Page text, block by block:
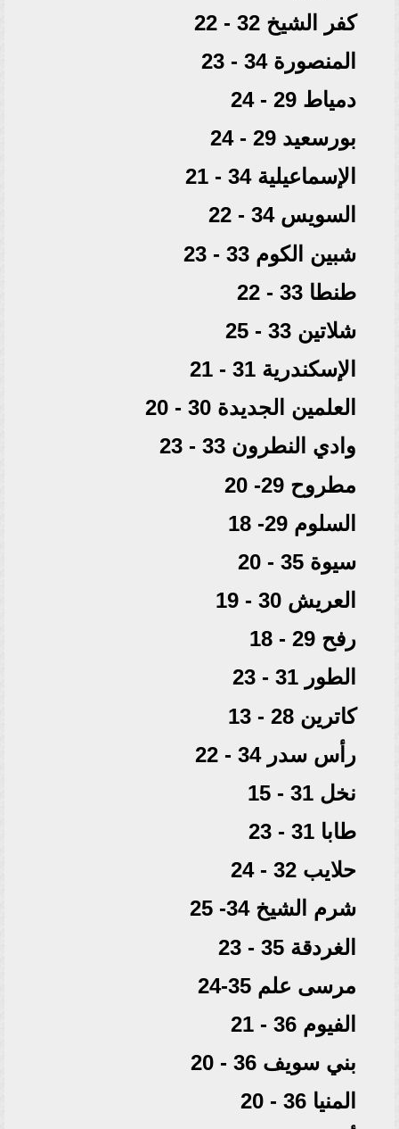
كفر الشيخ 32 - 22
المنصورة 34 - 23
دمياط 29 - 24
بورسعيد 29 - 24
الإسماعيلية 34 - 21
السويس 34 - 22
شبين الكوم 33 - 23
طنطا 33 - 22
شلاتين 33 - 25
الإسكندرية 31 - 21
العلمين الجديدة 30 - 20
وادي النطرون 33 - 23
مطروح 29- 20
السلوم 29- 18
سيوة 35 - 20
العريش 30 - 19
رفح 29 - 18
الطور 31 - 23
كاترين 28 - 13
رأس سدر 34 - 22
نخل 31 - 15
طابا 31 - 23
حلايب 32 - 24
شرم الشيخ 34- 25
الغردقة 35 - 23
مرسى علم 35-24
الفيوم 36 - 21
بني سويف 36 - 20
المنيا 36 - 20